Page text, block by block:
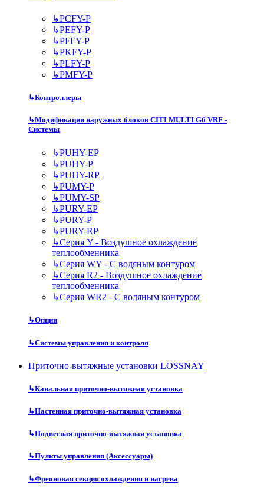
↳PCFY-P
↳PEFY-P
↳PFFY-P
↳PKFY-P
↳PLFY-P
↳PMFY-P
↳Контроллеры
↳Модификации наружных блоков CITI MULTI G6 VRF -
Системы
↳PUHY-EP
↳PUHY-P
↳PUHY-RP
↳PUMY-P
↳PUMY-SP
↳PURY-EP
↳PURY-P
↳PURY-RP
↳Серия Y - Воздушное охлаждение
теплообменника
↳Серия WY - С водяным контуром
↳Серия R2 - Воздушное охлаждение
теплообменника
↳Серия WR2 - С водяным контуром
↳Опции
↳Системы управления и контроля
Приточно-вытяжные установки LOSSNAY
↳Канальная приточно-вытяжная установка
↳Настенная приточно-вытяжная установка
↳Подвесная приточно-вытяжная установка
↳Пульты управления (Аксессуары)
↳Фреоновая секция охлаждения и нагрева